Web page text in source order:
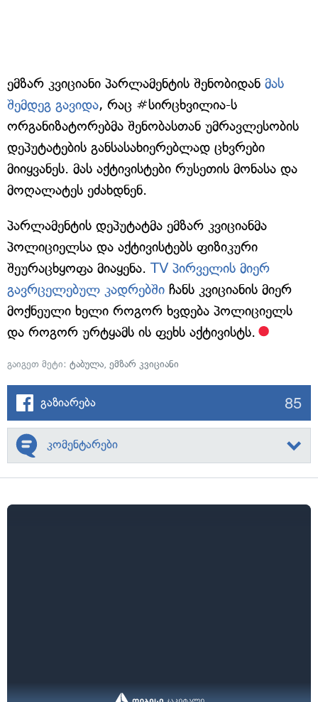
ემზარ კვიციანი პარლამენტის შენობიდან მას
შემდეგ გავიდა, რაც #სირცხვილია-ს
ორგანიზატორებმა შენობასთან უმრავლესობის
დეპუტატების განსასახიერებლად ცხვრები
მიიყვანეს. მას აქტივისტები რუსეთის მონასა და
მოღალატეს ეძახდნენ.
პარლამენტის დეპუტატმა ემზარ კვიციანმა
პოლიციელსა და აქტივისტებს ფიზიკური
შეურაცხყოფა მიაყენა. TV პირველის მიერ
გავრცელებულ კადრებში ჩანს კვიციანის მიერ
მოქნეული ხელი როგორ ხვდება პოლიციელს
და როგორ ურტყამს ის ფეხს აქტივისტს.
გაიგეთ მეტი: ტაბულა, ემზარ კვიციანი
გაზიარება 85
კომენტარები